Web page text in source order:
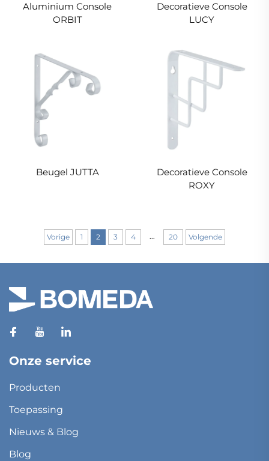
Aluminium Console
ORBIT
Decoratieve Console
LUCY
Beugel JUTTA
Decoratieve Console
ROXY
Vorige 1 2 3 4 ... 20 Volgende
Onze service
Producten
Toepassing
Nieuws & Blog
Blog